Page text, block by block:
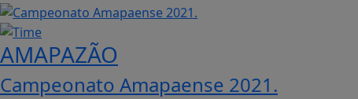
AMAPAZÃO
Campeonato Amapaense 2021.